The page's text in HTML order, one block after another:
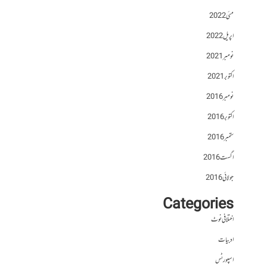
مئی 2022
اپریل 2022
نومبر 2021
اکتوبر 2021
نومبر 2016
اکتوبر 2016
ستمبر 2016
اگست 2016
جولائی 2016
Categories
اختلافی نوٹ
ادبیات
اسپورٹس